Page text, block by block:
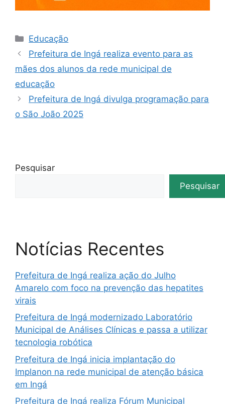
Educação
Prefeitura de Ingá realiza evento para as
mães dos alunos da rede municipal de
educação
Prefeitura de Ingá divulga programação para
o São João 2025
Pesquisar
Pesquisar
Notícias Recentes
Prefeitura de Ingá realiza ação do Julho
Amarelo com foco na prevenção das hepatites
virais
Prefeitura de Ingá modernizado Laboratório
Municipal de Análises Clínicas e passa a utilizar
tecnologia robótica
Prefeitura de Ingá inicia implantação do
Implanon na rede municipal de atenção básica
em Ingá
Prefeitura de Ingá realiza Fórum Municipal